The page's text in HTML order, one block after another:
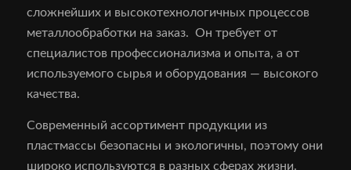
сложнейших и высокотехнологичных процессов
металлообработки на заказ. Он требует от
специалистов профессионализма и опыта, а от
используемого сырья и оборудования — высокого
качества.
Современный ассортимент продукции из
пластмассы безопасны и экологичны, поэтому они
широко используются в разных сферах жизни.